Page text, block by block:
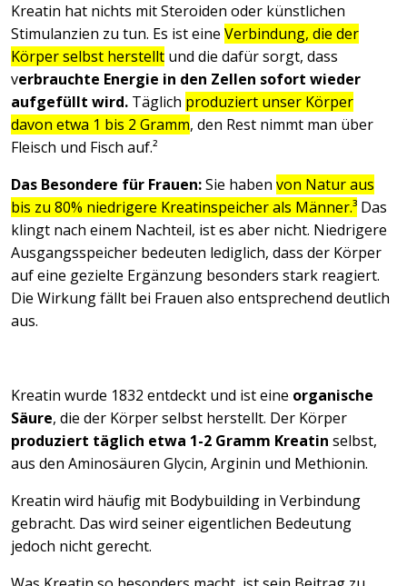
Kreatin hat nichts mit Steroiden oder künstlichen
Stimulanzien zu tun. Es ist eine Verbindung, die der
Körper selbst herstellt und die dafür sorgt, dass
verbrauchte Energie in den Zellen sofort wieder
aufgefüllt wird. Täglich produziert unser Körper
davon etwa 1 bis 2 Gramm, den Rest nimmt man über
Fleisch und Fisch auf.²
Das Besondere für Frauen:Sie haben von Natur aus
bis zu 80% niedrigere Kreatinspeicher als Männer.³ Das
klingt nach einem Nachteil, ist es aber nicht. Niedrigere
Ausgangsspeicher bedeuten lediglich, dass der Körper
auf eine gezielte Ergänzung besonders stark reagiert.
Die Wirkung fällt bei Frauen also entsprechend deutlich
aus.
Kreatin wurde 1832 entdeckt und ist eine organische
Säure, die der Körper selbst herstellt. Der Körper
produziert täglich etwa 1-2 Gramm Kreatin selbst,
aus den Aminosäuren Glycin, Arginin und Methionin.
Kreatin wird häufig mit Bodybuilding in Verbindung
gebracht. Das wird seiner eigentlichen Bedeutung
jedoch nicht gerecht.